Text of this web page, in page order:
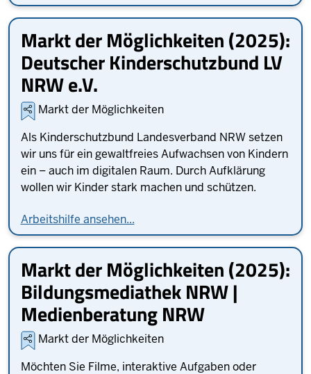
Markt der Möglichkeiten (2025):
Deutscher Kinderschutzbund LV
NRW e.V.
Markt der Möglichkeiten
Als Kinderschutzbund Landesverband NRW setzen
wir uns für ein gewaltfreies Aufwachsen von Kindern
ein – auch im digitalen Raum. Durch Aufklärung
wollen wir Kinder stark machen und schützen.
Arbeitshilfe ansehen...
Markt der Möglichkeiten (2025):
Bildungsmediathek NRW |
Medienberatung NRW
Markt der Möglichkeiten
Möchten Sie Filme, interaktive Aufgaben oder